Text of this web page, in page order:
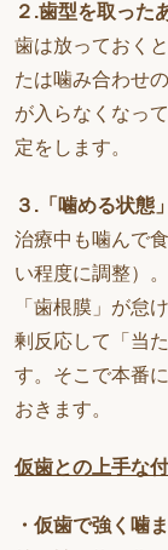
２.歯型を取った
歯は放っておく
たは噛み合わせ
が入らなくなっ
定をします。
３.「噛める状態
治療中も噛んで
い程度に調整）
「歯根膜」が怠
剰反応して「当
す。そこで本番
おきます。
仮歯との上手な
・仮歯で強く噛